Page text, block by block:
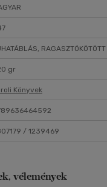
RAGASZTÓKÖTÖTT
gr
Könyvek
/ 1239469
vélemények